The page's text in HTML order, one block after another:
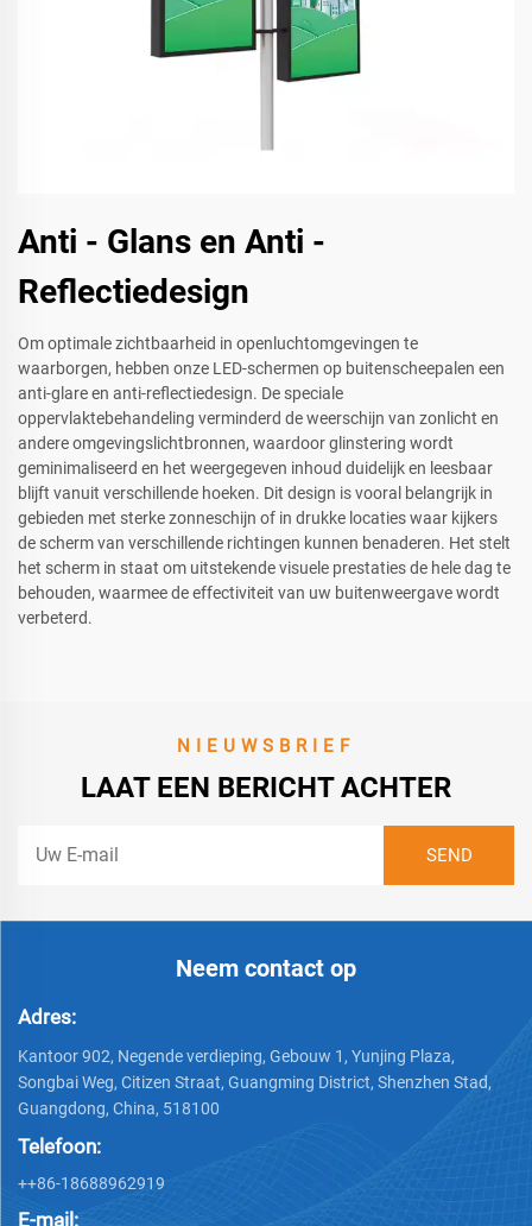
Anti - Glans en Anti -
Reflectiedesign
Om optimale zichtbaarheid in openluchtomgevingen te
waarborgen, hebben onze LED-schermen op buitenscheepalen een
anti-glare en anti-reflectiedesign. De speciale
oppervlaktebehandeling verminderd de weerschijn van zonlicht en
andere omgevingslichtbronnen, waardoor glinstering wordt
geminimaliseerd en het weergegeven inhoud duidelijk en leesbaar
blijft vanuit verschillende hoeken. Dit design is vooral belangrijk in
gebieden met sterke zonneschijn of in drukke locaties waar kijkers
de scherm van verschillende richtingen kunnen benaderen. Het stelt
het scherm in staat om uitstekende visuele prestaties de hele dag te
behouden, waarmee de effectiviteit van uw buitenweergave wordt
verbeterd.
NIEUWSBRIEF
LAAT EEN BERICHT ACHTER
Neem contact op
Adres:
Kantoor 902, Negende verdieping, Gebouw 1, Yunjing Plaza,
Songbai Weg, Citizen Straat, Guangming District, Shenzhen Stad,
Guangdong, China, 518100
Telefoon:
++86-18688962919
E-mail: